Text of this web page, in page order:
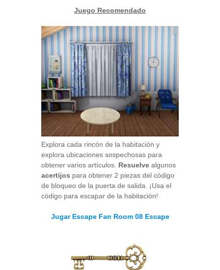
Juego Recomendado
Explora cada rincón de la habitación y
explora ubicaciones sospechosas para
obtener varios artículos. Resuelve algunos
acertijos para obtener 2 piezas del código
de bloqueo de la puerta de salida. ¡Usa el
código para escapar de la habitación!
Jugar Escape Fan Room 08 Escape